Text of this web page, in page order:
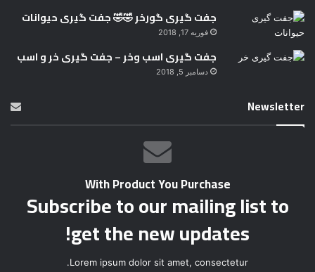
جفت گیری گورخر 🤣🤣 جفت گیری حیوانات
فوریه 17, 2018
جفت گیری اسب وخر – جفت گیری خر و اسب
دسامبر 5, 2018
Newsletter
With Product You Purchase
Subscribe to our mailing list to
get the new updates!
Lorem ipsum dolor sit amet, consectetur.